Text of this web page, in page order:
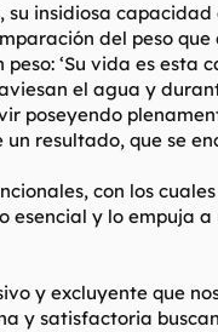
insidiosa
del peso que
‘Su vida es esta
el agua y
poseyendo
resultado, que se
con los
esencial y lo empuja
y excluyente que
y satisfactoria